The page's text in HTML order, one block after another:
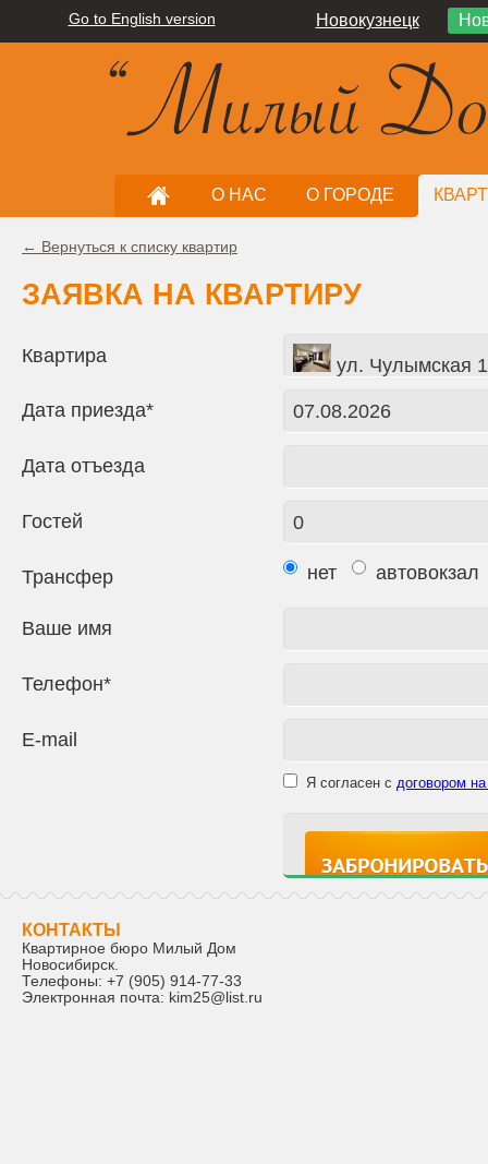
Go to English version Новокузнецк
О НАС О ГОРОДЕ
← Вернуться к списку квартир
ЗАЯВКА НА КВАРТИРУ
Квартира ул. Чулымская
Дата приезда*
Дата отъезда
Гостей
Трансфер нет автовокзал
Ваше имя
Телефон*
E-mail
Я согласен с договором
КОНТАКТЫ
Квартирное бюро Милый Дом
Новосибирск.
Телефоны: +7 (905) 914-77-33
Электронная почта: kim25@list.ru